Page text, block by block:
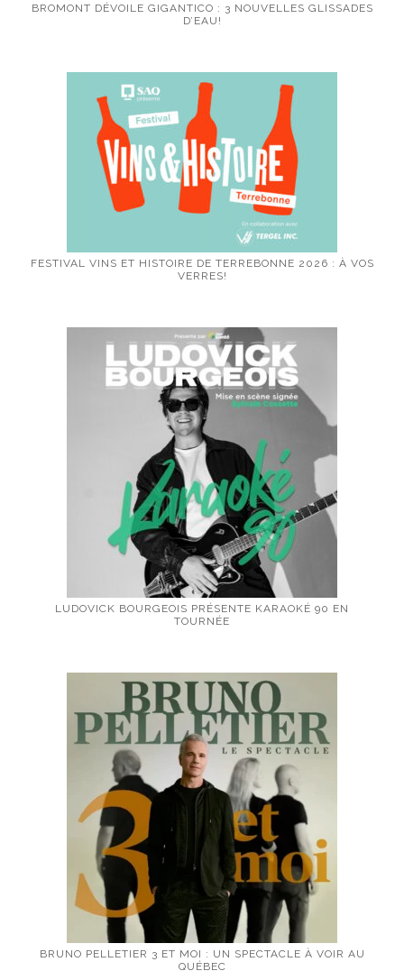
BROMONT DÉVOILE GIGANTICO : 3 NOUVELLES GLISSADES
D’EAU!
FESTIVAL VINS ET HISTOIRE DE TERREBONNE 2026 : À VOS
VERRES!
LUDOVICK BOURGEOIS PRÉSENTE KARAOKÉ 90 EN
TOURNÉE
BRUNO PELLETIER 3 ET MOI : UN SPECTACLE À VOIR AU
QUÉBEC